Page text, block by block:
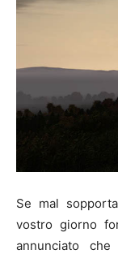
Se mal
vostro giorno
annunciato